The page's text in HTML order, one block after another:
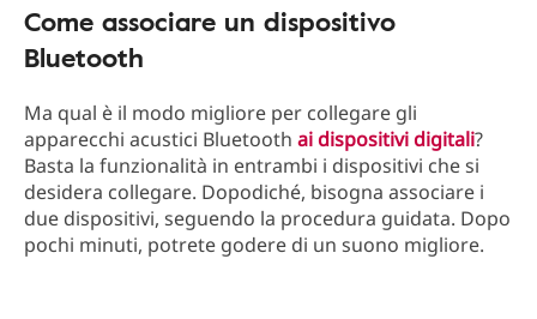
Come associare un dispositivo
Bluetooth
Ma qual è il modo migliore per collegare gli
apparecchi acustici Bluetooth ai dispositivi digitali?
Basta la funzionalità in entrambi i dispositivi che si
desidera collegare. Dopodiché, bisogna associare i
due dispositivi, seguendo la procedura guidata. Dopo
pochi minuti, potrete godere di un suono migliore.